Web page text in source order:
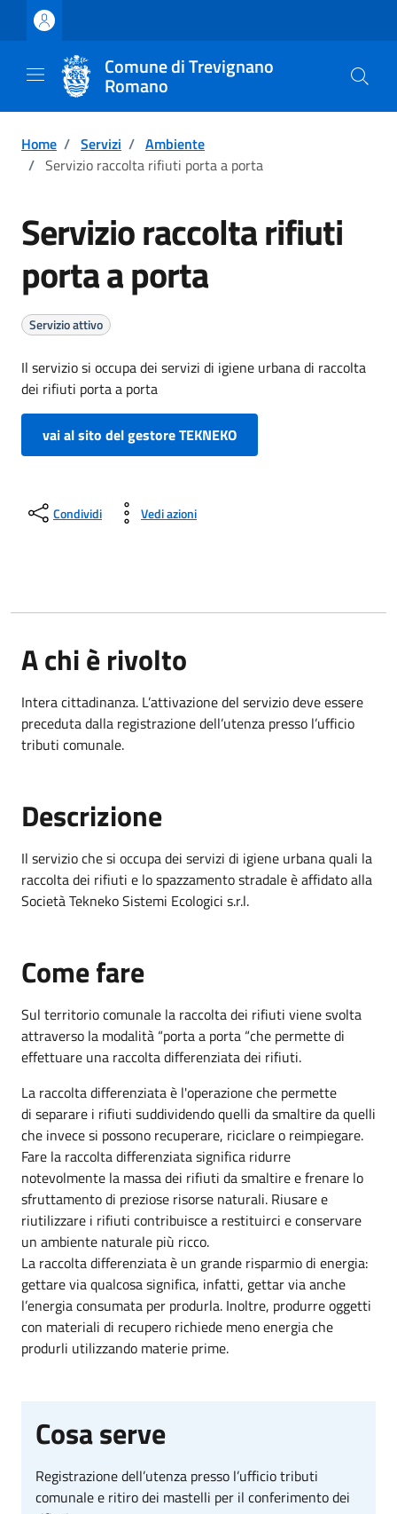
Vai ai contenuti
Vai al footer
Comune di Trevignano
Romano
Home / Servizi / Ambiente
/ Servizio raccolta rifiuti porta a porta
Servizio raccolta rifiuti
porta a porta
Servizio attivo
Il servizio si occupa dei servizi di igiene urbana di raccolta
dei rifiuti porta a porta
vai al sito del gestore TEKNEKO
Condividi Vedi azioni
A chi è rivolto
Intera cittadinanza. L’attivazione del servizio deve essere
preceduta dalla registrazione dell’utenza presso l’ufficio
tributi comunale.
Descrizione
Il servizio che si occupa dei servizi di igiene urbana quali la
raccolta dei rifiuti e lo spazzamento stradale è affidato alla
Società Tekneko Sistemi Ecologici s.r.l.
Come fare
Sul territorio comunale la raccolta dei rifiuti viene svolta
attraverso la modalità “porta a porta “che permette di
effettuare una raccolta differenziata dei rifiuti.
La raccolta differenziata è l'operazione che permette
di separare i rifiuti suddividendo quelli da smaltire da quelli
che invece si possono recuperare, riciclare o reimpiegare.
Fare la raccolta differenziata significa ridurre
notevolmente la massa dei rifiuti da smaltire e frenare lo
sfruttamento di preziose risorse naturali. Riusare e
riutilizzare i rifiuti contribuisce a restituirci e conservare
un ambiente naturale più ricco.
La raccolta differenziata è un grande risparmio di energia:
gettare via qualcosa significa, infatti, gettar via anche
l’energia consumata per produrla. Inoltre, produrre oggetti
con materiali di recupero richiede meno energia che
produrli utilizzando materie prime.
Cosa serve
Registrazione dell’utenza presso l’ufficio tributi
comunale e ritiro dei mastelli per il conferimento dei